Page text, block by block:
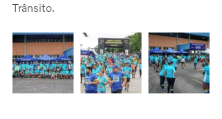
Trânsito.